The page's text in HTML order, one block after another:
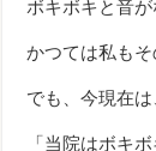
ボキボキと音
かつては私も
でも、今現在
「当院はボキ